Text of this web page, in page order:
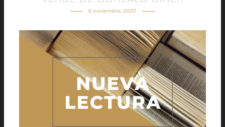
6 noviembre, 2020